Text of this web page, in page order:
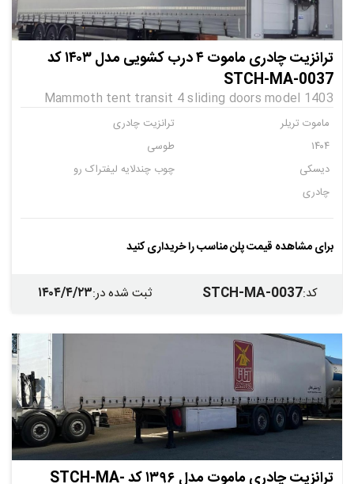
ترانزیت چادری ماموت ۴ درب کشویی مدل ۱۴۰۳ کد
STCH-MA-0037
Mammoth tent transit 4 sliding doors model 1403
ماموت تریلر
ترانزیت چادری
۱۴۰۴
طوسی
دیسکی
چوب چندلایه لیفتراک رو
چادری
برای مشاهده قیمت پلن مناسب را خریداری کنید
کد:
STCH-MA-0037 ثبت شده در:۱۴۰۴/۴/۲۳
ترانزیت چادری ماموت مدل ۱۳۹۶ کد STCH-MA-